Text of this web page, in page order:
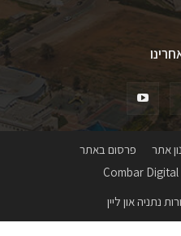
אתר
פרסום באתר
נתניה און ליין